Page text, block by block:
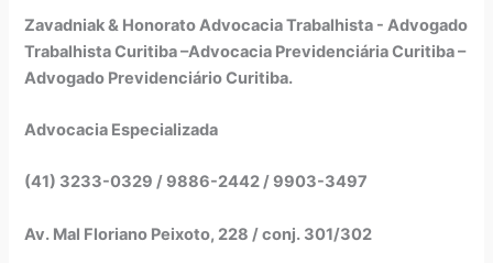
Zavadniak & Honorato Advocacia Trabalhista - Advogado
Trabalhista Curitiba –Advocacia Previdenciária Curitiba –
Advogado Previdenciário Curitiba.
Advocacia Especializada
(41) 3233-0329 / 9886-2442 / 9903-3497
Av. Mal Floriano Peixoto, 228 / conj. 301/302